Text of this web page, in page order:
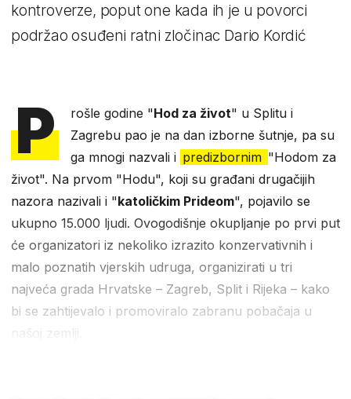
kontroverze, poput one kada ih je u povorci
podržao osuđeni ratni zločinac Dario Kordić
P rošle godine "Hod za život" u Splitu i
Zagrebu pao je na dan izborne šutnje, pa su
ga mnogi nazvali i predizbornim "Hodom za
život". Na prvom "Hodu", koji su građani drugačijih
nazora nazivali i "katoličkim Prideom", pojavilo se
ukupno 15.000 ljudi. Ovogodišnje okupljanje po prvi put
će organizatori iz nekoliko izrazito konzervativnih i
malo poznatih vjerskih udruga, organizirati u tri
najveća grada Hrvatske – Zagreb, Split i Rijeka – kako
bi se zahtijevalo i promoviralo zabranu pobačaja u
našoj zemlji.